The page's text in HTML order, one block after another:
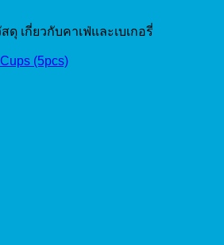
ดุ เกี่ยวกับคาเฟ่และเบเกอรี่
(5pcs)